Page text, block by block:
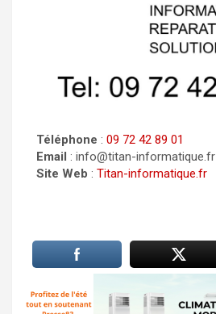
Téléphone : 09 72 42 89 01
Email : info@titan-informatique.fr
Site Web : Titan-informatique.fr